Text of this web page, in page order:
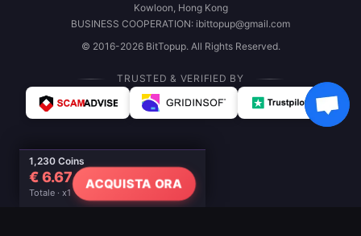
1,230 Coins
€ 6.67
Totale · x1
ACQUISTA ORA
Kowloon, Hong Kong
BUSINESS COOPERATION: ibittopup@gmail.com
© 2016-2026 BitTopup. All Rights Reserved.
TRUSTED & VERIFIED BY